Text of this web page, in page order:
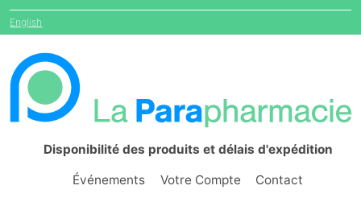
English
Disponibilité des produits et délais d'expédition
Événements Votre Compte Contact